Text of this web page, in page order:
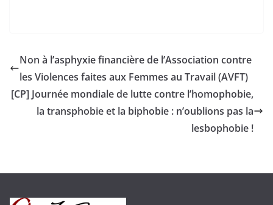
Non à l’asphyxie financière de l’Association contre
les Violences faites aux Femmes au Travail (AVFT)
[CP] Journée mondiale de lutte contre l’homophobie,
la transphobie et la biphobie : n’oublions pas la
lesbophobie !